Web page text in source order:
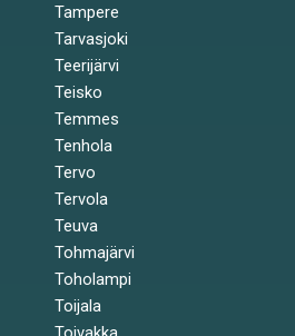
Tampere
Tarvasjoki
Teerijärvi
Teisko
Temmes
Tenhola
Tervo
Tervola
Teuva
Tohmajärvi
Toholampi
Toijala